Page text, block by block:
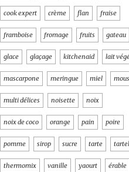
cook expert crème flan fraise
framboise fromage fruits gateau
glace glaçage kitchenaid lait
mascarpone meringue miel
multi délices noisette noix
noix de coco orange pain poire
pomme sirop sucre tarte
thermomix vanille yaourt érable